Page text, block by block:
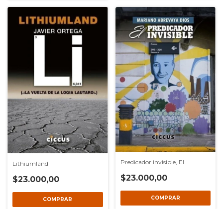
Lithiumland
$23.000,00
Predicador invisible, El
$23.000,00